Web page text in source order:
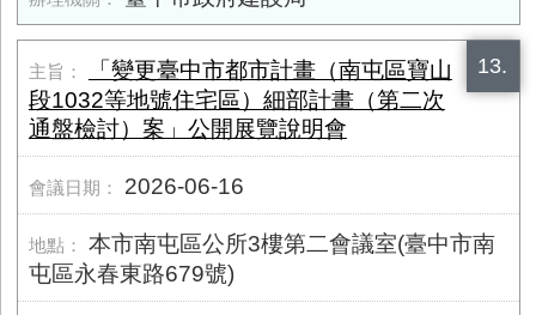
13.
「變更臺中市都市計畫（南屯區寶山
段​1032等地號住宅區）細部計畫（第二次
通盤檢討）案」公開展覽說明會
2026-06-16
本市南屯區公所3樓第二會議室(臺中市南
屯區永春東路​679號)